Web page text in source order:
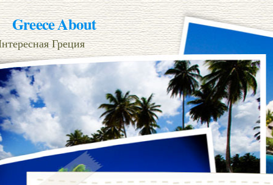
Greece About
Греция